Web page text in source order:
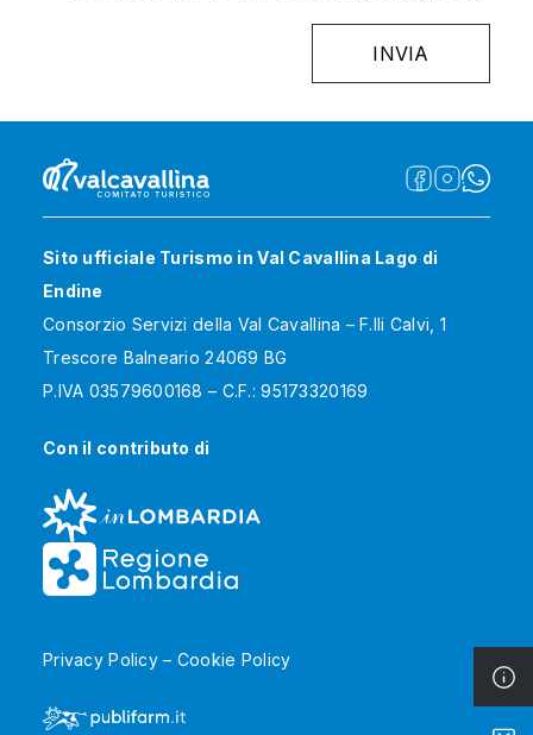
Sito ufficiale Turismo in Val Cavallina Lago di
Endine
Consorzio Servizi della Val Cavallina – F.lli Calvi, 1
Trescore Balneario 24069 BG
P.IVA 03579600168 – C.F.: 95173320169
Con il contributo di
Privacy Policy– Cookie Policy